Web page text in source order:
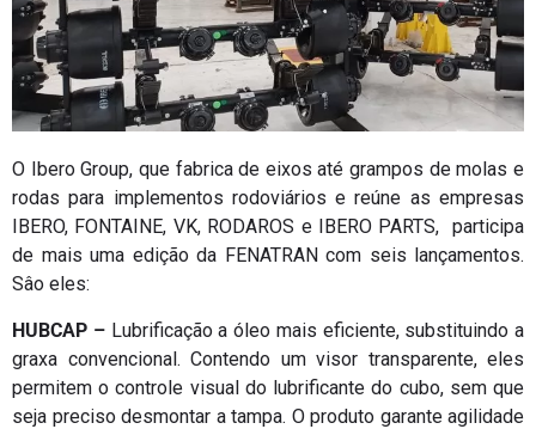
O Ibero Group, que fabrica de eixos até grampos de molas e
rodas para implementos rodoviários e reúne as empresas
IBERO, FONTAINE, VK, RODAROS e IBERO PARTS, participa
de mais uma edição da FENATRAN com seis lançamentos.
Sâo eles:
HUBCAP –Lubrificação a óleo mais eficiente, substituindo a
graxa convencional. Contendo um visor transparente, eles
permitem o controle visual do lubrificante do cubo, sem que
seja preciso desmontar a tampa. O produto garante agilidade